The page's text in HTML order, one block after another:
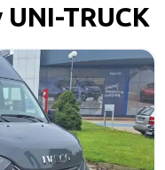
TRUCK